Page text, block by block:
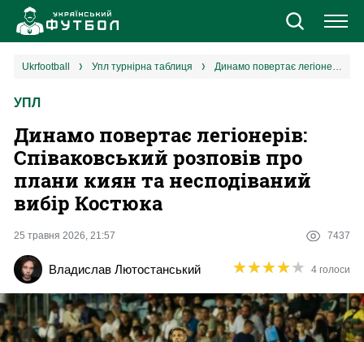
Новини
Єврокубки
УПЛ
2 ліга
Різне
ukrfootball упл турнірна таблиця Динамо повертає легіонерів: Співаковський розповів про плани киян та несподіваний вибір Костюка
УПЛ
Динамо повертає легіонерів:
Співаковський розповів про
плани киян та несподіваний
вибір Костюка
25 травня 2026, 21:57 7437
Владислав Лютостанський ★★★★★
★★★★★ 4 голоси